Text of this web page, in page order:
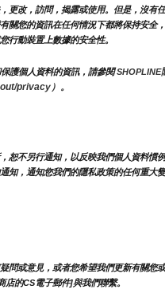
更改，訪問，揭露或使用。但是，沒有
關您的資訊在任何情況下都將保持安全
行動裝置上數據的安全性。
護個人資料的資訊，請參閱 SHOPLINE
privacy）。
恕不另行通知，以反映我們個人資料慣
知，通知您我們的隱私政策的任何重大
問或意見，或者您希望我們更新有關您
的CS電子郵件]與我們聯繫。